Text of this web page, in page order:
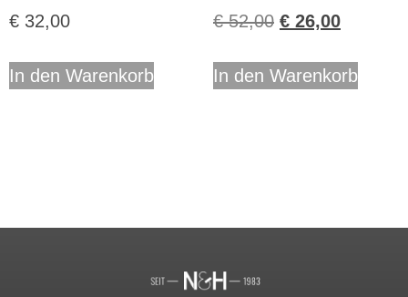
€ 32,00
In den Warenkorb
€52,00 € 26,00
In den Warenkorb